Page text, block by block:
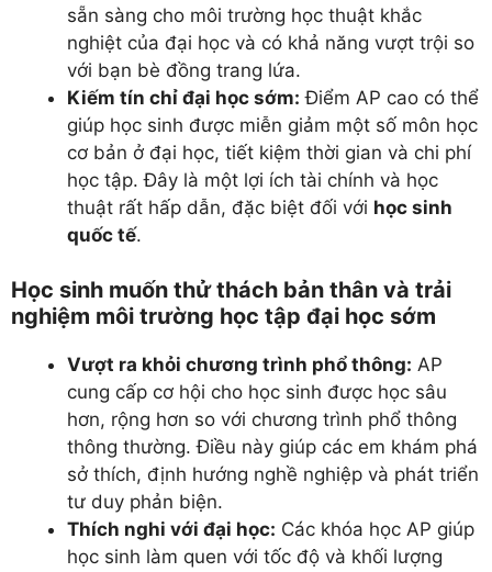
sẵn sàng cho môi trường học thuật khắc
nghiệt của đại học và có khả năng vượt trội so
với bạn bè đồng trang lứa.
Kiếm tín chỉ đại học sớm: Điểm AP cao có thể
giúp học sinh được miễn giảm một số môn học
cơ bản ở đại học, tiết kiệm thời gian và chi phí
học tập. Đây là một lợi ích tài chính và học
thuật rất hấp dẫn, đặc biệt đối với học sinh
quốc tế.
Học sinh muốn thử thách bản thân và trải
nghiệm môi trường học tập đại học sớm
Vượt ra khỏi chương trình phổ thông: AP
cung cấp cơ hội cho học sinh được học sâu
hơn, rộng hơn so với chương trình phổ thông
thông thường. Điều này giúp các em khám phá
sở thích, định hướng nghề nghiệp và phát triển
tư duy phản biện.
Thích nghi với đại học: Các khóa học AP giúp
học sinh làm quen với tốc độ và khối lượng